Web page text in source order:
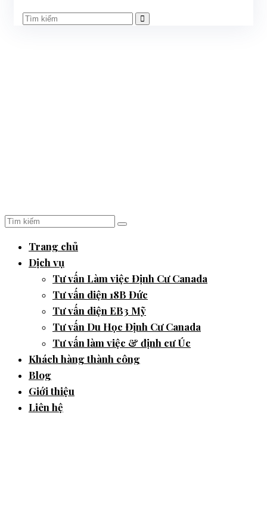
Trang chủ
Dịch vụ
Tư vấn Làm việc Định Cư Canada
Tư vấn diện 18B Đức
Tư vấn diện EB3 Mỹ
Tư vấn Du Học Định Cư Canada
Tư vấn làm việc & định cư Úc
Khách hàng thành công
Blog
Giới thiệu
Liên hệ